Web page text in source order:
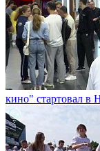
кино" стартовал в